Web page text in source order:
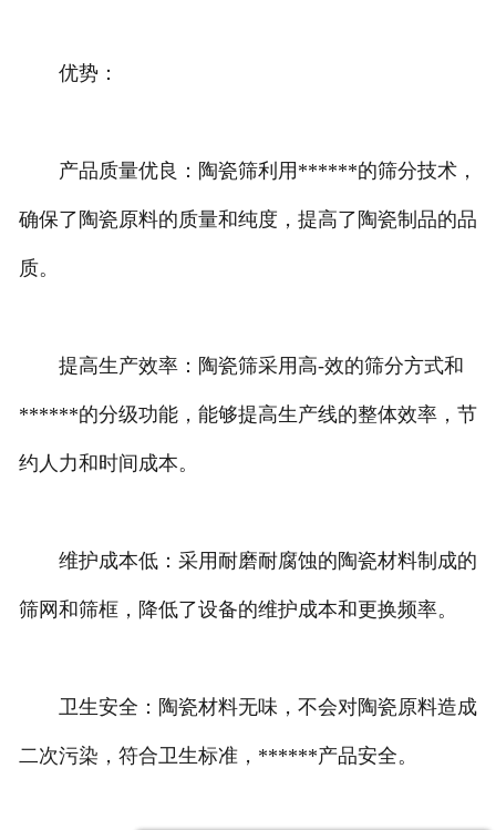
优势：
产品质量优良：陶瓷筛利用******的筛分技术，
确保了陶瓷原料的质量和纯度，提高了陶瓷制品的品
质。
提高生产效率：陶瓷筛采用高-效的筛分方式和
******的分级功能，能够提高生产线的整体效率，节
约人力和时间成本。
维护成本低：采用耐磨耐腐蚀的陶瓷材料制成的
筛网和筛框，降低了设备的维护成本和更换频率。
卫生安全：陶瓷材料无味，不会对陶瓷原料造成
二次污染，符合卫生标准，******产品安全。